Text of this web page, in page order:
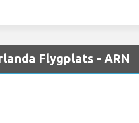
Flygplats - ARN